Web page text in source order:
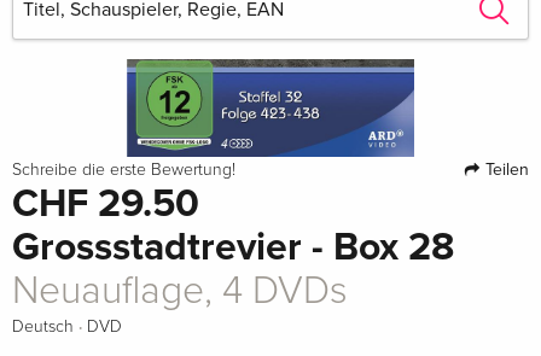
Schreibe die erste Bewertung! Teilen
CHF 29.50
Grossstadtrevier - Box 28
Neuauflage, 4 DVDs
Deutsch · DVD